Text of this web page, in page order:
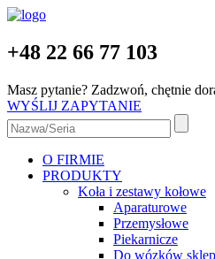
+48 22 66 77 103
Masz pytanie? Zadzwoń, chętnie
WYŚLIJ ZAPYTANIE
O FIRMIE
PRODUKTY
Koła i zestawy kołowe
Aparaturowe
Przemysłowe
Piekarnicze
Do wózków